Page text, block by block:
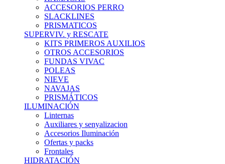
ACCESORIOS PERRO
SLACKLINES
PRISMATICOS
SUPERVIV. y RESCATE
KITS PRIMEROS AUXILIOS
OTROS ACCESORIOS
FUNDAS VIVAC
POLEAS
NIEVE
NAVAJAS
PRISMÁTICOS
ILUMINACIÓN
Linternas
Auxiliares y senyalizacion
Accesorios Iluminación
Ofertas y packs
Frontales
HIDRATACIÓN